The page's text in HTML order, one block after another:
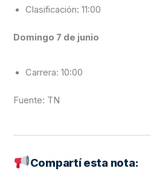
Clasificación: 11:00
Domingo 7 de junio
Carrera: 10:00
Fuente: TN
Compartí esta nota: